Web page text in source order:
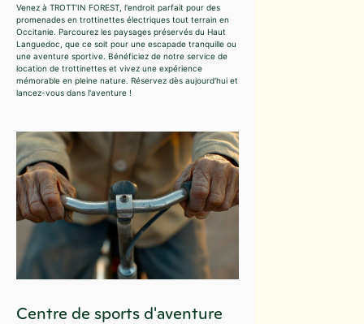
Venez à TROTT'IN FOREST, l'endroit parfait pour des
promenades en trottinettes électriques tout terrain en
Occitanie. Parcourez les paysages préservés du Haut
Languedoc, que ce soit pour une escapade tranquille ou
une aventure sportive. Bénéficiez de notre service de
location de trottinettes et vivez une expérience
mémorable en pleine nature. Réservez dès aujourd'hui et
lancez-vous dans l'aventure !
Centre de sports d'aventure